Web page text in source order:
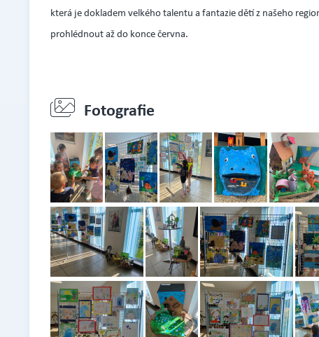
která je dokladem velkého talentu a fantazie dětí z našeho
prohlédnout až do konce června.
Fotografie